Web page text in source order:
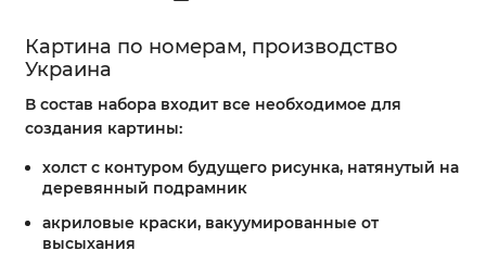
Картина по номерам, производство
Украина
В состав набора входит все необходимое для
создания картины:
холст с контуром будущего рисунка, натянутый на
деревянный подрамник
акриловые краски, вакуумированные от
высыхания